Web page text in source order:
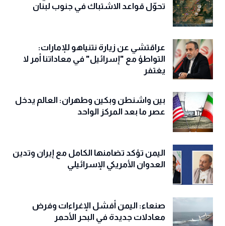
تحوّل قواعد الاشتباك في جنوب لبنان
عراقتشي عن زيارة نتنياهو للإمارات:
التواطؤ مع "إسرائيل" في معاداتنا أمر لا
يغتفر
بين واشنطن وبكين وطهران: العالم يدخل
عصر ما بعد المركز الواحد
اليمن تؤكد تضامنها الكامل مع إيران وتدين
العدوان الأمريكي الإسرائيلي
صنعاء: اليمن أفشل الإغراءات وفرض
معادلات جديدة في البحر الأحمر